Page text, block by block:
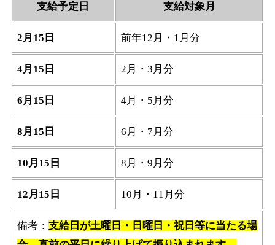
支給予定日 支給対象月
2月15日 前年12月・1月分
4月15日 2月・3月分
6月15日 4月・5月分
8月15日 6月・7月分
10月15日 8月・9月分
12月15日 10月・11月分
備考：支給日が土曜日・日曜日・祝日等に当たる場